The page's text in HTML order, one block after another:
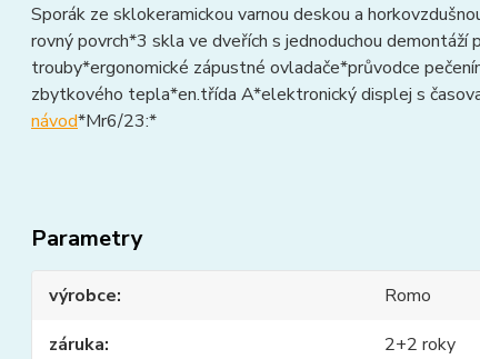
Sporák ze sklokeramickou varnou deskou a
rovný povrch*3 skla ve dveřích s jednoduchou
trouby*ergonomické zápustné ovladače*průvodce
zbytkového tepla*en.třída A*elektronický displej s
návod*Mr6/23:*
Parametry
výrobce
Romo
záruka
2+2 roky